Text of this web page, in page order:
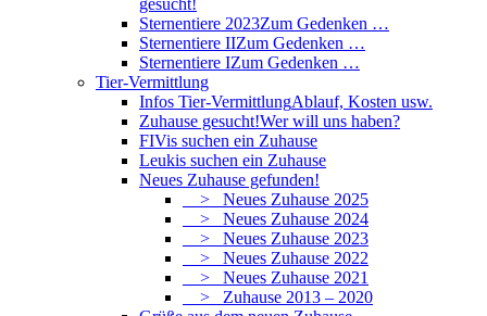
gesucht!
Sternentiere 2023Zum Gedenken …
Sternentiere IIZum Gedenken …
Sternentiere IZum Gedenken …
Tier-Vermittlung
Infos Tier-VermittlungAblauf, Kosten usw.
Zuhause gesucht!Wer will uns haben?
FIVis suchen ein Zuhause
Leukis suchen ein Zuhause
Neues Zuhause gefunden!
> Neues Zuhause 2025
> Neues Zuhause 2024
> Neues Zuhause 2023
> Neues Zuhause 2022
> Neues Zuhause 2021
> Zuhause 2013 – 2020